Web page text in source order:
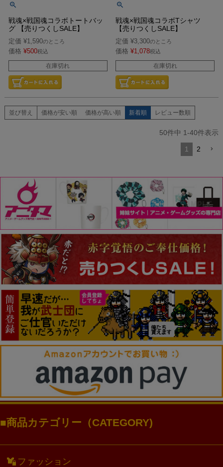
戦魂×戦国魂コラボトートバッ
グ 【売りつくしSALE】
定価 ¥1,590のところ
価格 ¥500税込
在庫切れ
戦魂×戦国魂コラボTシャツ
【売りつくしSALE】
定価 ¥3,300のところ
価格 ¥1,078税込
在庫切れ
並び替え 価格が安い順 価格が高い順 新着順 レビュー数順
50件中 1-40件表示
1 2
商品カテゴリー（CATEGORY)
ファッション